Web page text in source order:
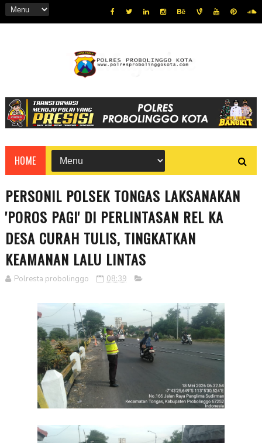
HOME
PERSONIL POLSEK TONGAS LAKSANAKAN
'POROS PAGI' DI PERLINTASAN REL KA
DESA CURAH TULIS, TINGKATKAN
KEAMANAN LALU LINTAS
Polresta probolinggo 08:39